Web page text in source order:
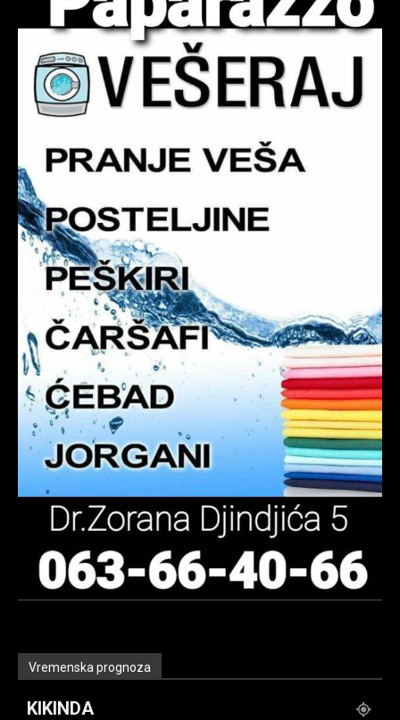
Vremenska prognoza
KIKINDA